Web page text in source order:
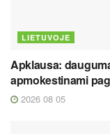
LIETUVOJE
Apklausa:
apmokestinami
2026 08 05